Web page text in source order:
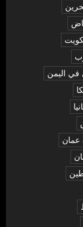
اليمن